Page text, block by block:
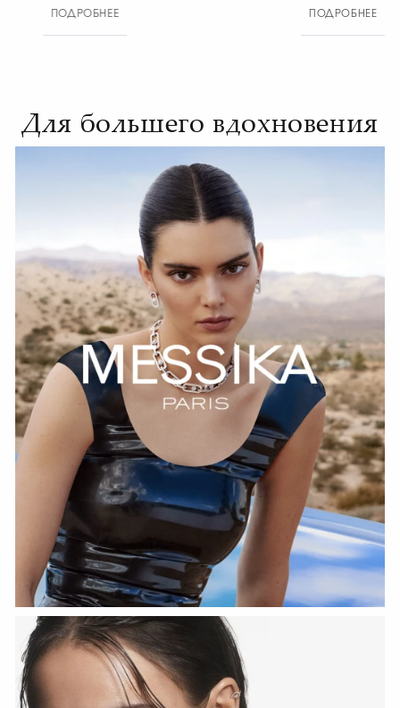
ПОДРОБНЕЕ
Для большего вдохновения
Переместить одно проложенное
СМОТРЕТЬ СЕЙЧАС